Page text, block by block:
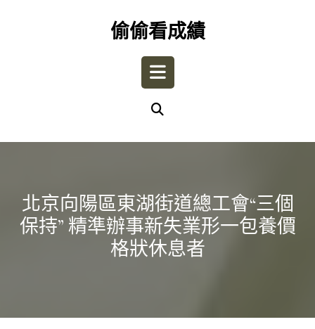
偷偷看成績
Open
北京向陽區東湖街道總工會“三個
保持” 精準辦事新失業形一包養價
格狀休息者